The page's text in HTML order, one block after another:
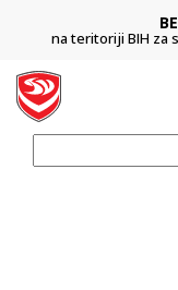
na teritoriji BIH za